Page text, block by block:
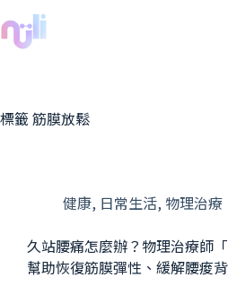
標籤 筋膜放鬆
健康, 日常生活, 物理治療
久站腰痛怎麼辦？物理治療師
幫助恢復筋膜彈性、緩解腰痠